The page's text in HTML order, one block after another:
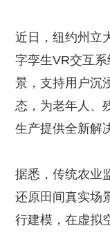
近日，纽约州立
字孪生VR交互
景，支持用户沉
态，为老年人、
生产提供全新解
据悉，传统农业
还原田间真实场
行建模，在虚拟